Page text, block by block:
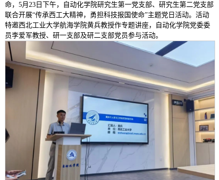
命，5月23日下午，自动化学院研究生第一党支部、研究生第二党支部
联合开展“传承西工大精神，勇担科技报国使命”主题党日活动。活动
特邀西北工业大学航海学院黄兵教授作专题讲座，自动化学院党委委
员李爱军教授、研一支部及研二支部党员参与活动。